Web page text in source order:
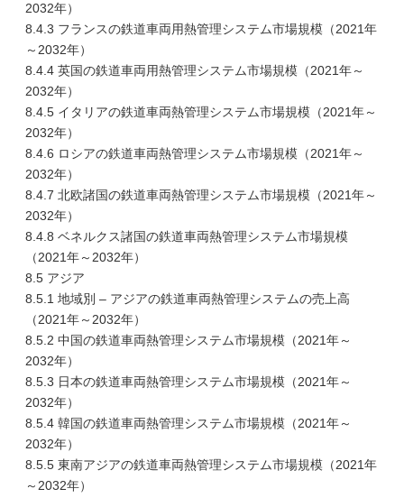
2032年）
8.4.3 フランスの鉄道車両用熱管理システム市場規模（2021年
～2032年）
8.4.4 英国の鉄道車両用熱管理システム市場規模（2021年～
2032年）
8.4.5 イタリアの鉄道車両熱管理システム市場規模（2021年～
2032年）
8.4.6 ロシアの鉄道車両熱管理システム市場規模（2021年～
2032年）
8.4.7 北欧諸国の鉄道車両熱管理システム市場規模（2021年～
2032年）
8.4.8 ベネルクス諸国の鉄道車両熱管理システム市場規模
（2021年～2032年）
8.5 アジア
8.5.1 地域別 – アジアの鉄道車両熱管理システムの売上高
（2021年～2032年）
8.5.2 中国の鉄道車両熱管理システム市場規模（2021年～
2032年）
8.5.3 日本の鉄道車両熱管理システム市場規模（2021年～
2032年）
8.5.4 韓国の鉄道車両熱管理システム市場規模（2021年～
2032年）
8.5.5 東南アジアの鉄道車両熱管理システム市場規模（2021年
～2032年）